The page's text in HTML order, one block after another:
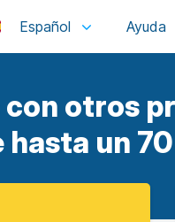
Español
otros
un